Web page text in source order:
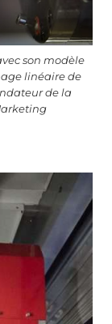
son modèle
linéaire de
de la